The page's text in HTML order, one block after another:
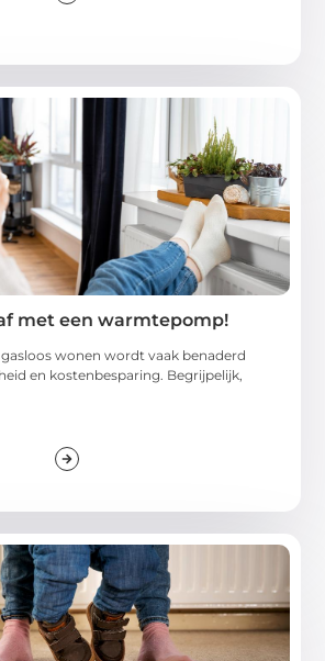
met een warmtepomp!
wonen wordt vaak benaderd
en kostenbesparing. Begrijpelijk,